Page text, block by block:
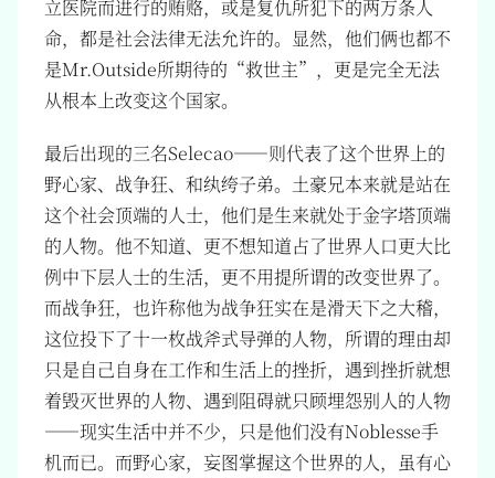
立医院而进行的贿赂，或是复仇所犯下的两万条人
命，都是社会法律无法允许的。显然，他们俩也都不
是Mr.Outside所期待的“救世主”，更是完全无法
从根本上改变这个国家。
最后出现的三名Selecao——则代表了这个世界上的
野心家、战争狂、和纨绔子弟。土豪兄本来就是站在
这个社会顶端的人士，他们是生来就处于金字塔顶端
的人物。他不知道、更不想知道占了世界人口更大比
例中下层人士的生活，更不用提所谓的改变世界了。
而战争狂，也许称他为战争狂实在是滑天下之大稽，
这位投下了十一枚战斧式导弹的人物，所谓的理由却
只是自己自身在工作和生活上的挫折，遇到挫折就想
着毁灭世界的人物、遇到阻碍就只顾埋怨别人的人物
——现实生活中并不少，只是他们没有Noblesse手
机而已。而野心家，妄图掌握这个世界的人，虽有心